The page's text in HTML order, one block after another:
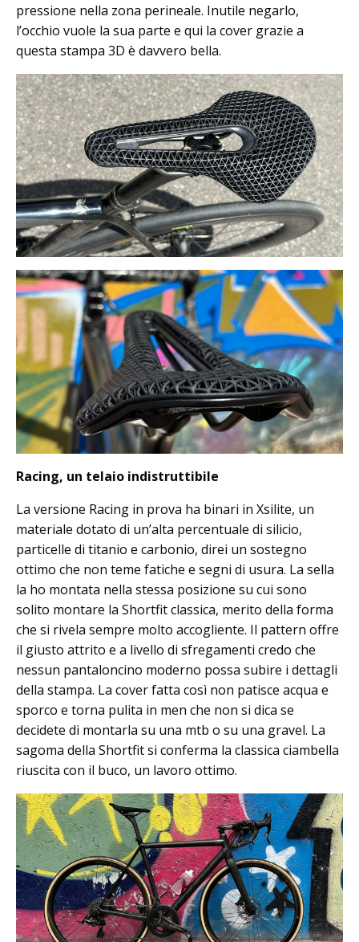
pressione nella zona perineale. Inutile negarlo,
l’occhio vuole la sua parte e qui la cover grazie a
questa stampa 3D è davvero bella.
Racing, un telaio indistruttibile
La versione Racing in prova ha binari in Xsilite, un
materiale dotato di un’alta percentuale di silicio,
particelle di titanio e carbonio, direi un sostegno
ottimo che non teme fatiche e segni di usura. La sella
la ho montata nella stessa posizione su cui sono
solito montare la Shortfit classica, merito della forma
che si rivela sempre molto accogliente. Il pattern offre
il giusto attrito e a livello di sfregamenti credo che
nessun pantaloncino moderno possa subire i dettagli
della stampa. La cover fatta così non patisce acqua e
sporco e torna pulita in men che non si dica se
decidete di montarla su una mtb o su una gravel. La
sagoma della Shortfit si conferma la classica ciambella
riuscita con il buco, un lavoro ottimo.